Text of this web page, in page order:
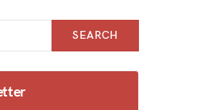
SEARCH